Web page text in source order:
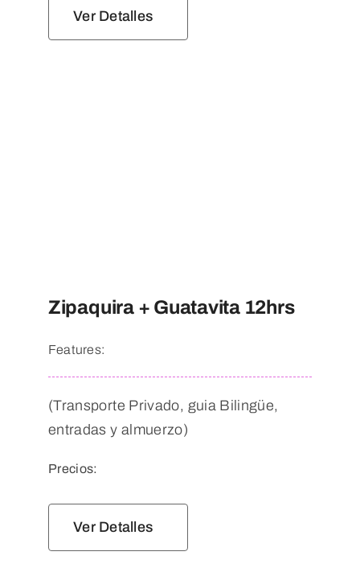
Ver Detalles
Zipaquira + Guatavita 12hrs
Features:
(Transporte Privado, guia Bilingüe,
entradas y almuerzo)
Precios:
Ver Detalles